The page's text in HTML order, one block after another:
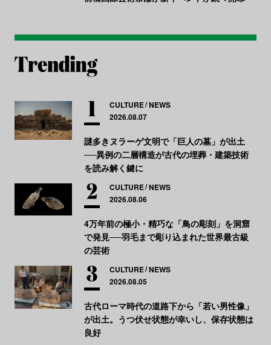
CULTURE NEWS
2026.08.07
謎多きヌラーゲ文明で「巨人の墓」が出土
──異例の二層構造が古代の埋葬・建築技術
を読み解く鍵に
CULTURE NEWS
2026.08.06
4万年前の極小・精巧な「鳥の彫刻」を洞窟
で発見──羽毛まで彫り込まれた世界最古級
の芸術
CULTURE NEWS
2026.08.05
古代ローマ時代の道路下から「若い男性像」
が出土。うつ伏せ状態が幸いし、保存状態は
良好